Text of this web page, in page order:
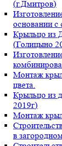
(г.Дмитров)
основании
Крыльцо из
(Голицыно
Монтаж
цвета.
Крыльцо из
2019г)
Монтаж
в